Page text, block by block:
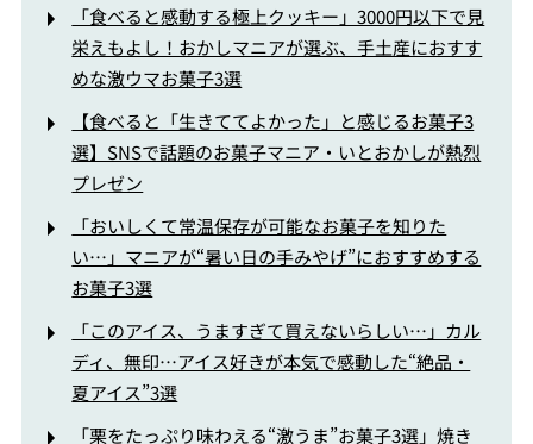
「食べると感動する極上クッキー」3000円以下で見
栄えもよし！おかしマニアが選ぶ、手土産におすす
めな激ウマお菓子3選
【食べると「生きててよかった」と感じるお菓子3
選】SNSで話題のお菓子マニア・いとおかしが熱烈
プレゼン
「おいしくて常温保存が可能なお菓子を知りた
い…」マニアが“暑い日の手みやげ”におすすめする
お菓子3選
「このアイス、うますぎて買えないらしい…」カル
ディ、無印…アイス好きが本気で感動した“絶品・
夏アイス”3選
「栗をたっぷり味わえる“激うま”お菓子3選」焼き